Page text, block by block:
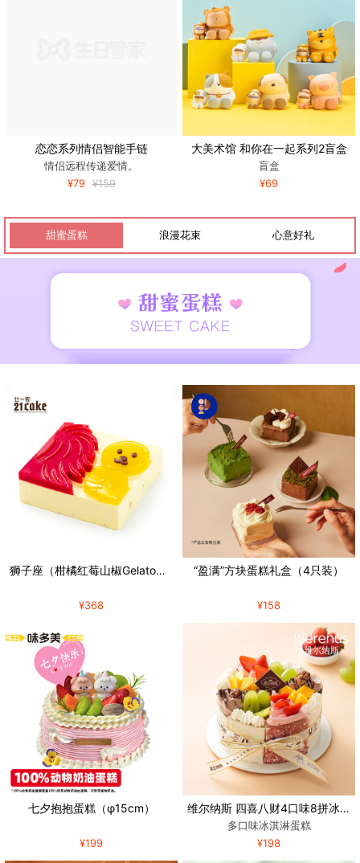
恋恋系列情侣智能手链
情侣远程传递爱情。
¥79 ¥159
大美术馆 和你在一起系列2盲盒
盲盒
¥69
甜蜜蛋糕 浪漫花束 心意好礼
狮子座（柑橘红莓山椒Gelato蛋糕）
¥368
“盈满”方块蛋糕礼盒（4只装）
¥158
七夕抱抱蛋糕（φ15cm）
¥199
维尔纳斯 四喜八财4口味8拼冰淇淋生日蛋糕
多口味冰淇淋蛋糕
¥198